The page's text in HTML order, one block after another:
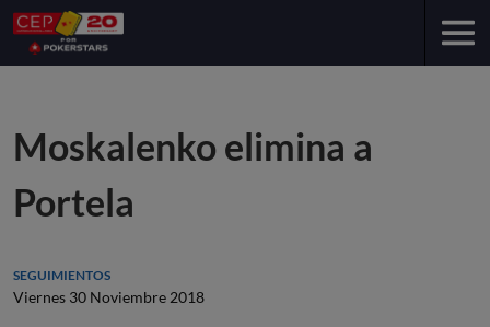
Moskalenko elimina a
Portela
SEGUIMIENTOS
Viernes 30 Noviembre 2018